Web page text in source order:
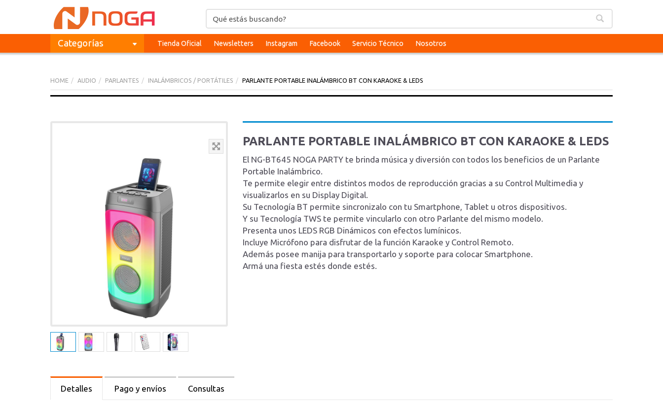
Categorías Tienda Oficial Newsletters Instagram Facebook Servicio Técnico Nosotros
HOME AUDIO PARLANTES INALÁMBRICOS / PORTÁTILES PARLANTE PORTABLE INALÁMBRICO BT CON KARAOKE & LEDS
PARLANTE PORTABLE INALÁMBRICO BT CON KARAOKE & LEDS
El NG-BT645 NOGA PARTY te brinda música y diversión con todos los beneficios de un Parlante
Portable Inalámbrico.
Te permite elegir entre distintos modos de reproducción gracias a su Control Multimedia y
visualizarlos en su Display Digital.
Su Tecnología BT permite sincronizalo con tu Smartphone, Tablet u otros dispositivos.
Y su Tecnología TWS te permite vincularlo con otro Parlante del mismo modelo.
Presenta unos LEDS RGB Dinámicos con efectos lumínicos.
Incluye Micrófono para disfrutar de la función Karaoke y Control Remoto.
Además posee manija para transportarlo y soporte para colocar Smartphone.
Armá una fiesta estés donde estés.
Detalles Pago y envíos Consultas